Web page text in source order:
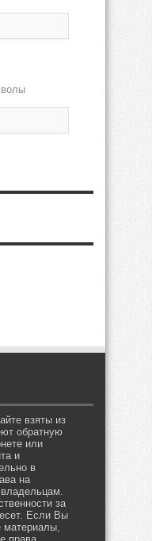
взяты из
обратную
или
и
в
на
за
Если Вы
материалы,